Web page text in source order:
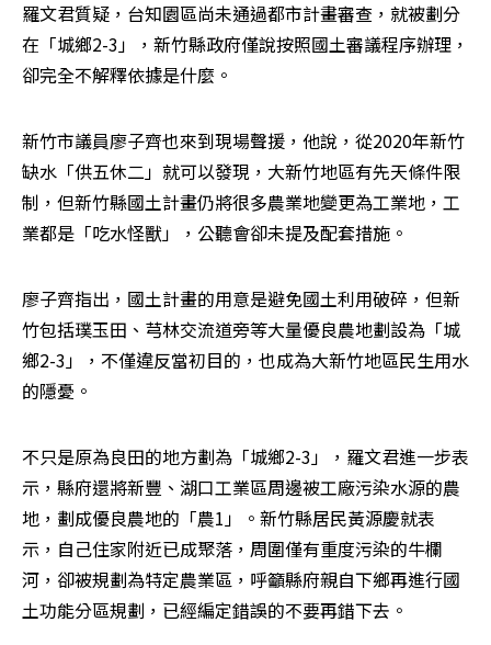
羅文君質疑，台知園區尚未通過都市計畫審查，就被劃分
在「城鄉2-3」，新竹縣政府僅說按照國土審議程序辦理，
卻完全不解釋依據是什麼。
新竹市議員廖子齊也來到現場聲援，他說，從2020年新竹
缺水「供五休二」就可以發現，大新竹地區有先天條件限
制，但新竹縣國土計畫仍將很多農業地變更為工業地，工
業都是「吃水怪獸」，公聽會卻未提及配套措施。
廖子齊指出，國土計畫的用意是避免國土利用破碎，但新
竹包括璞玉田、芎林交流道旁等大量優良農地劃設為「城
鄉2-3」，不僅違反當初目的，也成為大新竹地區民生用水
的隱憂。
不只是原為良田的地方劃為「城鄉2-3」，羅文君進一步表
示，縣府還將新豐、湖口工業區周邊被工廠污染水源的農
地，劃成優良農地的「農1」。新竹縣居民黃源慶就表
示，自己住家附近已成聚落，周圍僅有重度污染的牛欄
河，卻被規劃為特定農業區，呼籲縣府親自下鄉再進行國
土功能分區規劃，已經編定錯誤的不要再錯下去。